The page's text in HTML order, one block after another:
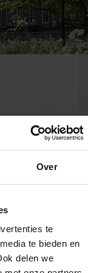
Over
te
te bieden en
delen we
2018 werd